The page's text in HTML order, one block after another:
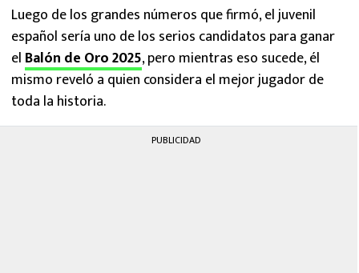
Luego de los grandes números que firmó, el juvenil
español sería uno de los serios candidatos para ganar
el Balón de Oro 2025, pero mientras eso sucede, él
mismo reveló a quien considera el mejor jugador de
toda la historia.
PUBLICIDAD